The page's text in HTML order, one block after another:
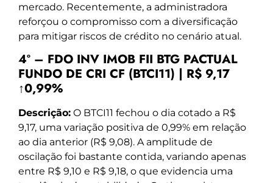
mercado. Recentemente, a administradora
reforçou o compromisso com a diversificação
para mitigar riscos de crédito no cenário atual.
4º – FDO INV IMOB FII BTG PACTUAL
FUNDO DE CRI CF (BTCI11) | R$ 9,17
↑0,99%
Descrição: O BTCI11 fechou o dia cotado a R$
9,17, uma variação positiva de 0,99% em relação
ao dia anterior (R$ 9,08). A amplitude de
oscilação foi bastante contida, variando apenas
entre R$ 9,10 e R$ 9,18, o que evidencia uma